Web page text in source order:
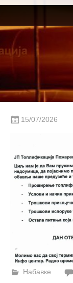
Skip
content
15/07/2026
Набавке